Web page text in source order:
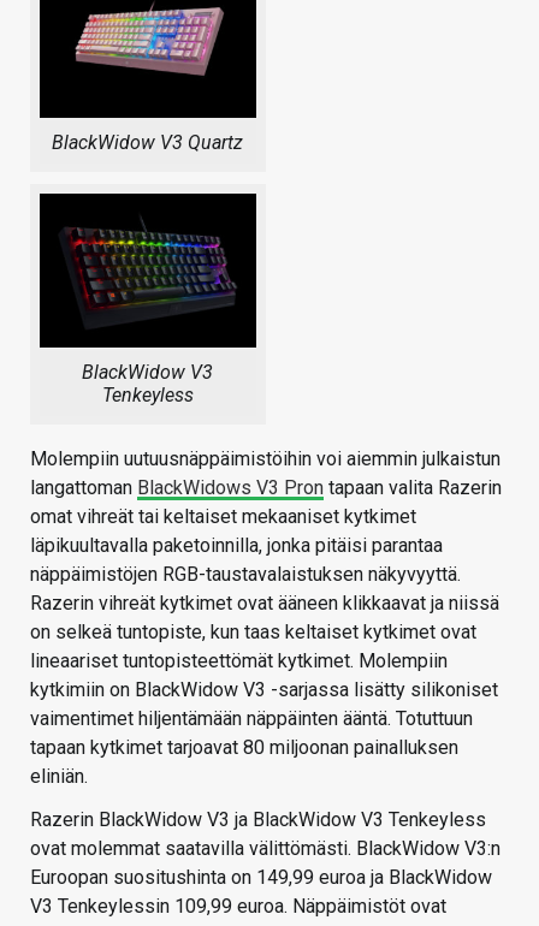
BlackWidow V3 Quartz
BlackWidow V3
Tenkeyless
Molempiin uutuusnäppäimistöihin voi aiemmin julkaistun
langattoman BlackWidows V3 Pron tapaan valita Razerin
omat vihreät tai keltaiset mekaaniset kytkimet
läpikuultavalla paketoinnilla, jonka pitäisi parantaa
näppäimistöjen RGB-taustavalaistuksen näkyvyyttä.
Razerin vihreät kytkimet ovat ääneen klikkaavat ja niissä
on selkeä tuntopiste, kun taas keltaiset kytkimet ovat
lineaariset tuntopisteettömät kytkimet. Molempiin
kytkimiin on BlackWidow V3 -sarjassa lisätty silikoniset
vaimentimet hiljentämään näppäinten ääntä. Totuttuun
tapaan kytkimet tarjoavat 80 miljoonan painalluksen
eliniän.
Razerin BlackWidow V3 ja BlackWidow V3 Tenkeyless
ovat molemmat saatavilla välittömästi. BlackWidow V3:n
Euroopan suositushinta on 149,99 euroa ja BlackWidow
V3 Tenkeylessin 109,99 euroa. Näppäimistöt ovat